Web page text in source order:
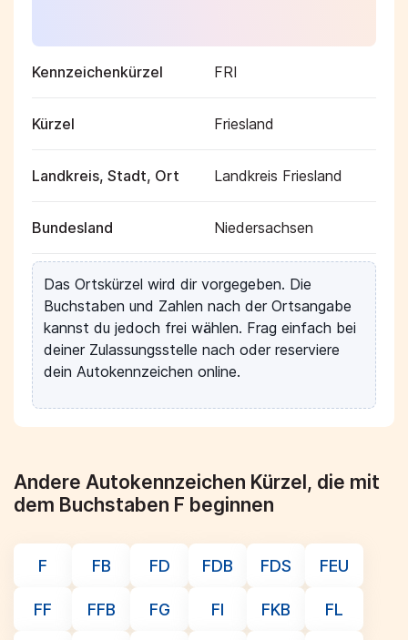
Kennzeichenkürzel FRI
Kürzel Friesland
Landkreis, Stadt, Ort Landkreis Friesland
Bundesland Niedersachsen
Das Ortskürzel wird dir vorgegeben. Die
Buchstaben und Zahlen nach der Ortsangabe
kannst du jedoch frei wählen. Frag einfach bei
deiner Zulassungsstelle nach oder reserviere
dein Autokennzeichen online.
Andere Autokennzeichen Kürzel, die mit
dem Buchstaben F beginnen
F FB FD FDB FDS FEU
FF FFB FG FI FKB FL